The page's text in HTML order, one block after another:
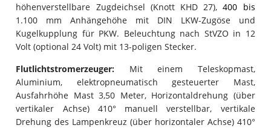
höhenverstellbare Zugdeichsel (Knott KHD 27),400 bis
1.100 mm Anhängehöhe mit DIN LKW-Zugöse und
Kugelkupplung für PKW. Beleuchtung nach StVZO in 12
Volt (optional 24 Volt) mit 13-poligen Stecker.
Flutlichtstromerzeuger: Mit einem Teleskopmast,
Aluminium, elektropneumatisch gesteuerter Mast,
Ausfahrhöhe Mast 3,50 Meter, Horizontaldrehung (über
vertikaler Achse) 410° manuell verstellbar, vertikale
Drehung des Lampenkreuz (über horizontaler Achse) 410°